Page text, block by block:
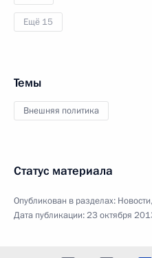
Ещё 15
Темы
Внешняя политика
Статус материала
Опубликован в разделах: Новости,
Дата публикации:23 октября